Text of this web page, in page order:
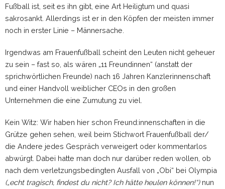
Fußball ist, seit es ihn gibt, eine Art Heiligtum und quasi
sakrosankt. Allerdings ist er in den Köpfen der meisten immer
noch in erster Linie – Männersache.
Irgendwas am Frauenfußball scheint den Leuten nicht geheuer
zu sein – fast so, als wären „11 Freundinnen“ (anstatt der
sprichwörtlichen Freunde) nach 16 Jahren Kanzlerinnenschaft
und einer Handvoll weiblicher CEOs in den großen
Unternehmen die eine Zumutung zu viel.
Kein Witz: Wir haben hier schon Freund:innenschaften in die
Grütze gehen sehen, weil beim Stichwort Frauenfußball der/
die Andere jedes Gespräch verweigert oder kommentarlos
abwürgt. Dabei hatte man doch nur darüber reden wollen, ob
nach dem verletzungsbedingten Ausfall von „Obi“ bei Olympia
(„echt tragisch, findest du nicht? Ich hätte heulen können!“)nun